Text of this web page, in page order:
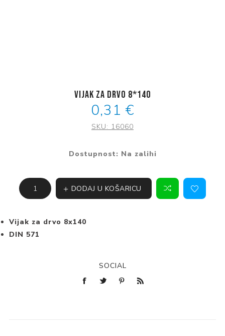
Vijak za drvo 8*140
0,31 €
SKU: 16060
Dostupnost: Na zalihi
DODAJ U KOŠARICU
Vijak za drvo 8x140
DIN 571
SOCIAL